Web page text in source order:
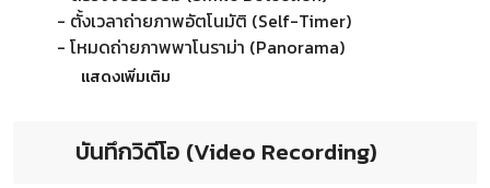
- ตั้งเวลาถ่ายภาพอัตโนมัติ (Self-Timer)
- โหมดถ่ายภาพพาโนราม่า (Panorama)
แสดงเพิ่มเติม
บันทึกวิดีโอ (Video Recording)